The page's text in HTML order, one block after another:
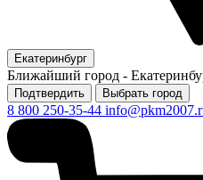
Екатеринбург
Ближайший город -
Подтвердить Выбрать город
8 800 250-35-44